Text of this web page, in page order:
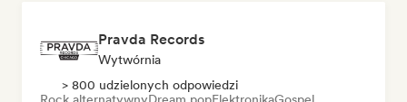
Pravda Records
Wytwórnia
> 800 udzielonych odpowiedzi